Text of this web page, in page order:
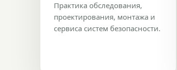
Практика обследования,
проектирования, монтажа и
сервиса систем безопасности.